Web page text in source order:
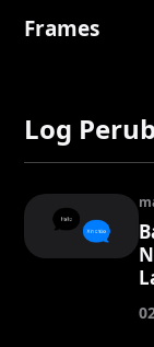
Frames
Log